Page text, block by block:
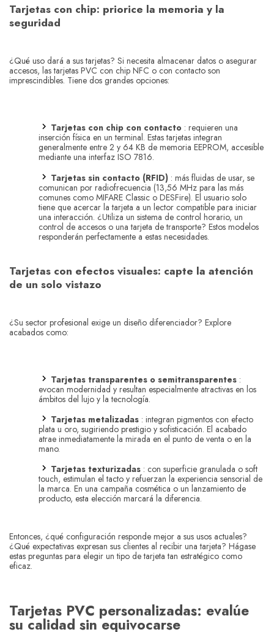
Tarjetas con chip: priorice la memoria y la
seguridad
¿Qué uso dará a sus tarjetas? Si necesita almacenar datos o asegurar
accesos, las tarjetas PVC con chip NFC o con contacto son
imprescindibles. Tiene dos grandes opciones:
Tarjetas con chip con contacto : requieren una
inserción física en un terminal. Estas tarjetas integran
generalmente entre 2 y 64 KB de memoria EEPROM, accesible
mediante una interfaz ISO 7816.
Tarjetas sin contacto (RFID) : más fluidas de usar, se
comunican por radiofrecuencia (13,56 MHz para las más
comunes como MIFARE Classic o DESFire). El usuario solo
tiene que acercar la tarjeta a un lector compatible para iniciar
una interacción. ¿Utiliza un sistema de control horario, un
control de accesos o una tarjeta de transporte? Estos modelos
responderán perfectamente a estas necesidades.
Tarjetas con efectos visuales: capte la atención
de un solo vistazo
¿Su sector profesional exige un diseño diferenciador? Explore
acabados como:
Tarjetas transparentes o semitransparentes :
evocan modernidad y resultan especialmente atractivas en los
ámbitos del lujo y la tecnología.
Tarjetas metalizadas : integran pigmentos con efecto
plata u oro, sugiriendo prestigio y sofisticación. El acabado
atrae inmediatamente la mirada en el punto de venta o en la
mano.
Tarjetas texturizadas : con superficie granulada o soft
touch, estimulan el tacto y refuerzan la experiencia sensorial de
la marca. En una campaña cosmética o un lanzamiento de
producto, esta elección marcará la diferencia.
Entonces, ¿qué configuración responde mejor a sus usos actuales?
¿Qué expectativas expresan sus clientes al recibir una tarjeta? Hágase
estas preguntas para elegir un tipo de tarjeta tan estratégico como
eficaz.
Tarjetas PVC personalizadas: evalúe
su calidad sin equivocarse